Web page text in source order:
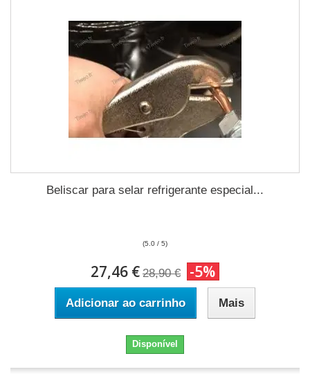
Beliscar para selar refrigerante especial...
(5.0 / 5)
27,46 € 28,90 € -5%
Adicionar ao carrinho Mais
Disponível